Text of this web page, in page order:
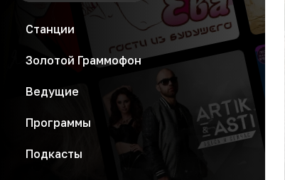
Станции
Золотой Граммофон
Ведущие
Программы
Подкасты